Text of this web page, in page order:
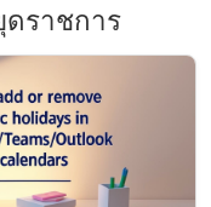
ดราชการ